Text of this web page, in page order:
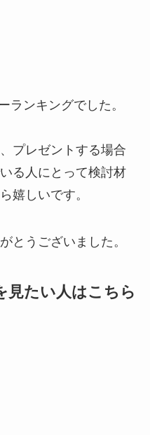
ンキングでした。
プレゼントする場合
る人にとって検討材
嬉しいです。
とうございました。
見たい人はこちら